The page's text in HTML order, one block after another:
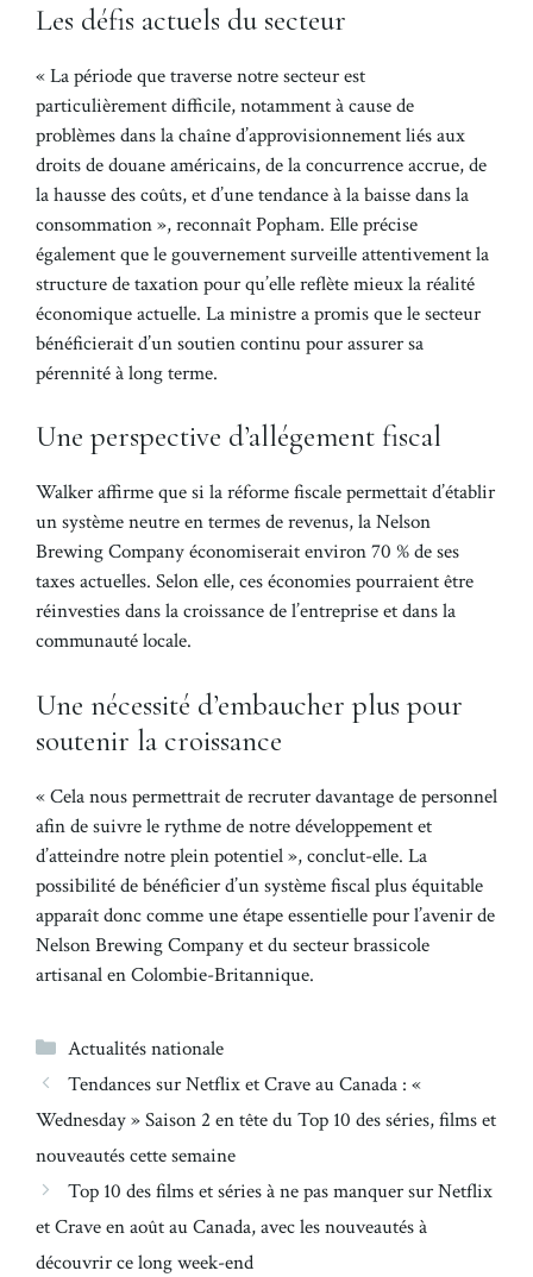
Les défis actuels du secteur
« La période que traverse notre secteur est
particulièrement difficile, notamment à cause de
problèmes dans la chaîne d’approvisionnement liés aux
droits de douane américains, de la concurrence accrue, de
la hausse des coûts, et d’une tendance à la baisse dans la
consommation », reconnaît Popham. Elle précise
également que le gouvernement surveille attentivement la
structure de taxation pour qu’elle reflète mieux la réalité
économique actuelle. La ministre a promis que le secteur
bénéficierait d’un soutien continu pour assurer sa
pérennité à long terme.
Une perspective d’allégement fiscal
Walker affirme que si la réforme fiscale permettait d’établir
un système neutre en termes de revenus, la Nelson
Brewing Company économiserait environ 70 % de ses
taxes actuelles. Selon elle, ces économies pourraient être
réinvesties dans la croissance de l’entreprise et dans la
communauté locale.
Une nécessité d’embaucher plus pour
soutenir la croissance
« Cela nous permettrait de recruter davantage de personnel
afin de suivre le rythme de notre développement et
d’atteindre notre plein potentiel », conclut-elle. La
possibilité de bénéficier d’un système fiscal plus équitable
apparaît donc comme une étape essentielle pour l’avenir de
Nelson Brewing Company et du secteur brassicole
artisanal en Colombie-Britannique.
Catégories
Actualités nationale
Tendances sur Netflix et Crave au Canada : «
Wednesday » Saison 2 en tête du Top 10 des séries, films et
nouveautés cette semaine
Top 10 des films et séries à ne pas manquer sur Netflix
et Crave en août au Canada, avec les nouveautés à
découvrir ce long week-end